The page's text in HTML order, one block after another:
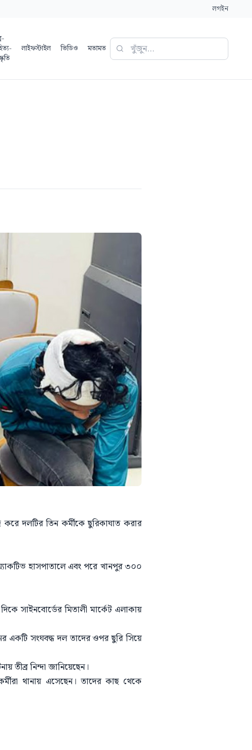
লগইন
লাইফস্টাইল ভিডিও মতামত
করে দলটির তিন কর্মীকে ছুরিকাঘাত করার
হাসপাতালে এবং পরে খানপুর ৩০০
সাইনবোর্ডের মিতালী মার্কেট এলাকায়
একটি সংঘবদ্ধ দল তাদের ওপর ছুরি সিয়ে
তীব্র নিন্দা জানিয়েছেন।
থানায় এসেছেন। তাদের কাছ থেকে